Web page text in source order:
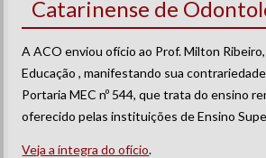
Catarinense de
A ACO enviou ofício ao Prof. Milton
Educação , manifestando sua
Portaria MEC nº 544, que trata do ensino
oferecido pelas instituições de Ensino
Veja a íntegra do ofício.